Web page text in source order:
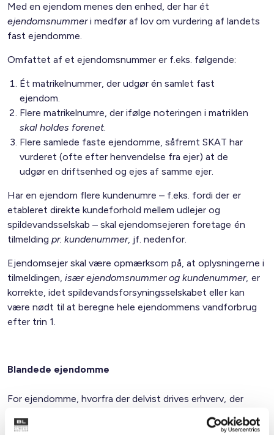
Med en ejendom menes den enhed, der har ét
ejendomsnummeri medfør af lov om vurdering af landets
fast ejendomme.
Omfattet af et ejendomsnummer er f.eks. følgende:
Ét matrikelnummer, der udgør én samlet fast
ejendom.
Flere matrikelnumre, der ifølge noteringen i matriklen
skal holdes forenet.
Flere samlede faste ejendomme, såfremt SKAT har
vurderet (ofte efter henvendelse fra ejer) at de
udgør en driftsenhed og ejes af samme ejer.
Har en ejendom flere kundenumre – f.eks. fordi der er
etableret direkte kundeforhold mellem udlejer og
spildevandsselskab – skal ejendomsejeren foretage én
tilmeldingpr. kundenummer, jf. nedenfor.
Ejendomsejer skal være opmærksom på, at oplysningerne i
tilmeldingen,især ejendomsnummer og kundenummer, er
korrekte, idet spildevandsforsyningsselskabet eller kan
være nødt til at beregne hele ejendommens vandforbrug
efter trin 1.
Blandede ejendomme
For ejendomme, hvorfra der delvist drives erhverv, der
vandafledningsbidraget kun efter trappemodellen for den